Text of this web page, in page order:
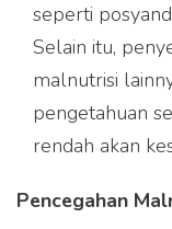
seperti
Selain itu,
malnutrisi
pengetahuan
rendah akan
Pencegahan